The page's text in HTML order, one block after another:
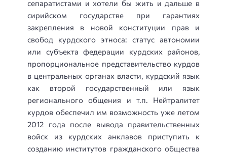
сепаратистами и хотели бы жить и дальше в
сирийском государстве при гарантиях
закрепления в новой конституции прав и
свобод курдского этноса: статус автономии
или субъекта федерации курдских районов,
пропорциональное представительство курдов
в центральных органах власти, курдский язык
как второй государственный или язык
регионального общения и т.п. Нейтралитет
курдов обеспечил им возможность уже летом
2012 года после вывода правительственных
войск из курдских анклавов приступить к
созданию институтов гражданского общества